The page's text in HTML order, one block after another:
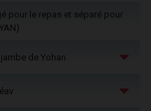
pour le repas et séparé pour
jambe de Yohan